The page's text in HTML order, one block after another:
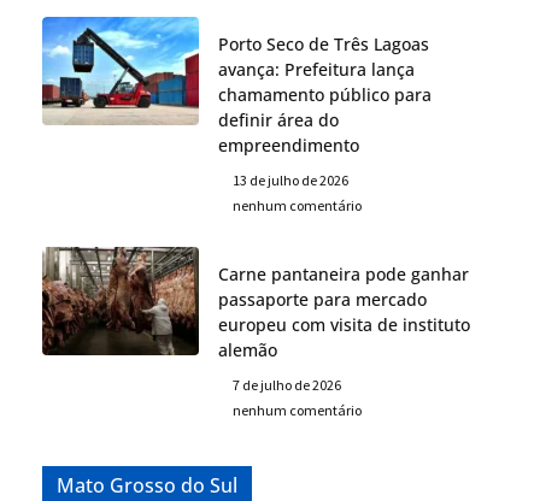
Porto Seco de Três Lagoas
avança: Prefeitura lança
chamamento público para
definir área do
empreendimento
13 de julho de 2026
nenhum comentário
Carne pantaneira pode ganhar
passaporte para mercado
europeu com visita de instituto
alemão
7 de julho de 2026
nenhum comentário
Mato Grosso do Sul